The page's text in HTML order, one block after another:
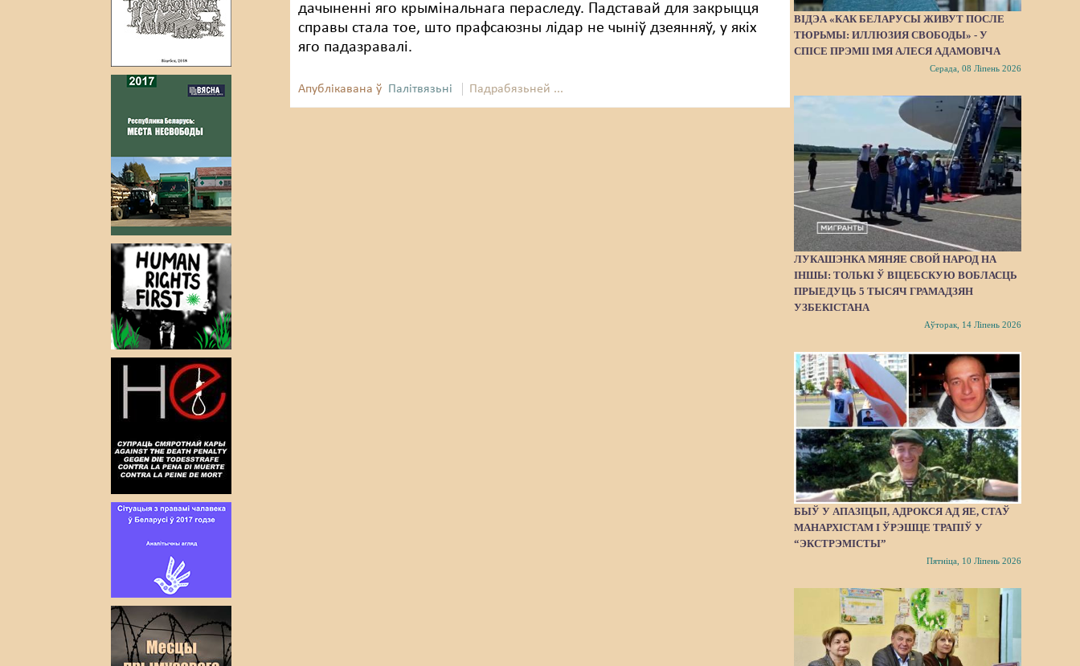
дачыненні яго крымінальнага пераследу. Падставай для закрыцця
справы стала тое, што прафсаюзны лідар не чыніў дзеянняў, у якіх
яго падазравалі.
Апублікавана ў Палітвязьні Падрабязьней ...
ВІДЭА «КАК БЕЛАРУСЫ ЖИВУТ ПОСЛЕ
ТЮРЬМЫ: ИЛЛЮЗИЯ СВОБОДЫ» - У
СПІСЕ ПРЭМІІ ІМЯ АЛЕСЯ АДАМОВІЧА
Серада, 08 Ліпень 2026
ЛУКАШЭНКА МЯНЯЕ СВОЙ НАРОД НА
ІНШЫ: ТОЛЬКІ Ў ВІЦЕБСКУЮ ВОБЛАСЦЬ
ПРЫЕДУЦЬ 5 ТЫСЯЧ ГРАМАДЗЯН
УЗБЕКІСТАНА
Аўторак, 14 Ліпень 2026
БЫЎ У АПАЗІЦЫІ, АДРОКСЯ АД ЯЕ, СТАЎ
МАНАРХІСТАМ І ЎРЭШЦЕ ТРАПІЎ У
“ЭКСТРЭМІСТЫ”
Пятніца, 10 Ліпень 2026